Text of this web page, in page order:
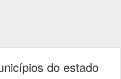
do estado